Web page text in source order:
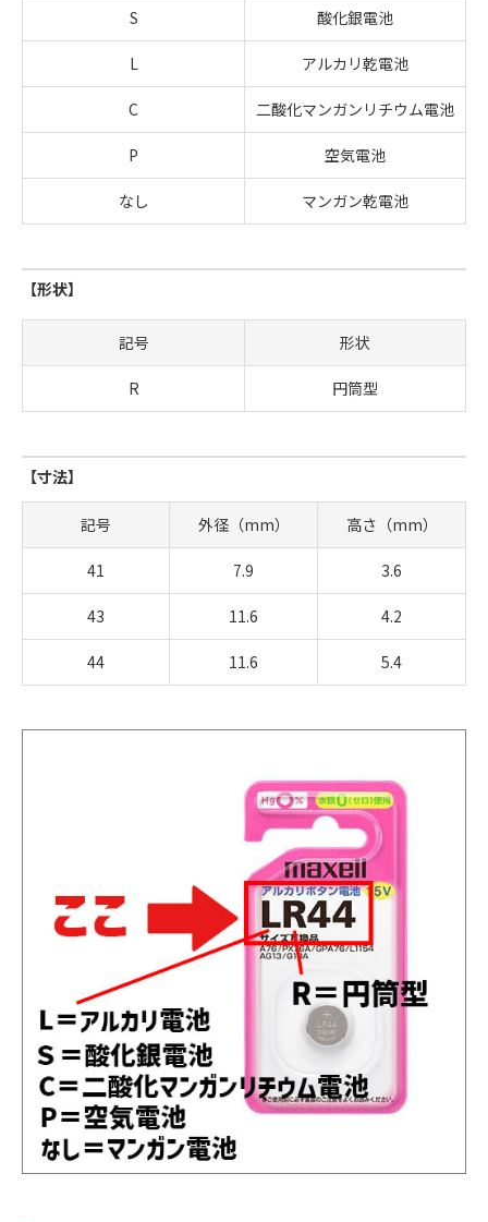
S 酸化銀電池
L アルカリ乾電池
C 二酸化マンガンリチウム電池
P 空気電池
なし マンガン乾電池
【形状】
記号 形状
R 円筒型
【寸法】
記号 外径（mm） 高さ（mm）
41 7.9 3.6
43 11.6 4.2
44 11.6 5.4